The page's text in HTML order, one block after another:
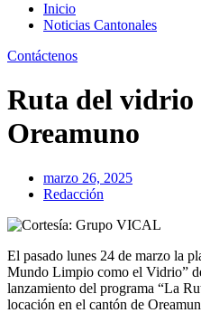
Inicio
Noticias Cantonales
Contáctenos
Ruta del vidrio
Oreamuno
marzo 26, 2025
Redacción
El pasado lunes 24 de marzo la
Mundo Limpio como el Vidrio”
lanzamiento del programa “La
locación en el cantón de